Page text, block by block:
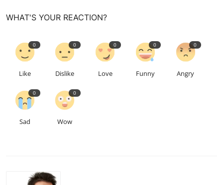
WHAT'S YOUR REACTION?
0
Like
0
Dislike
0
Love
0
Funny
0
Angry
0
Sad
0
Wow